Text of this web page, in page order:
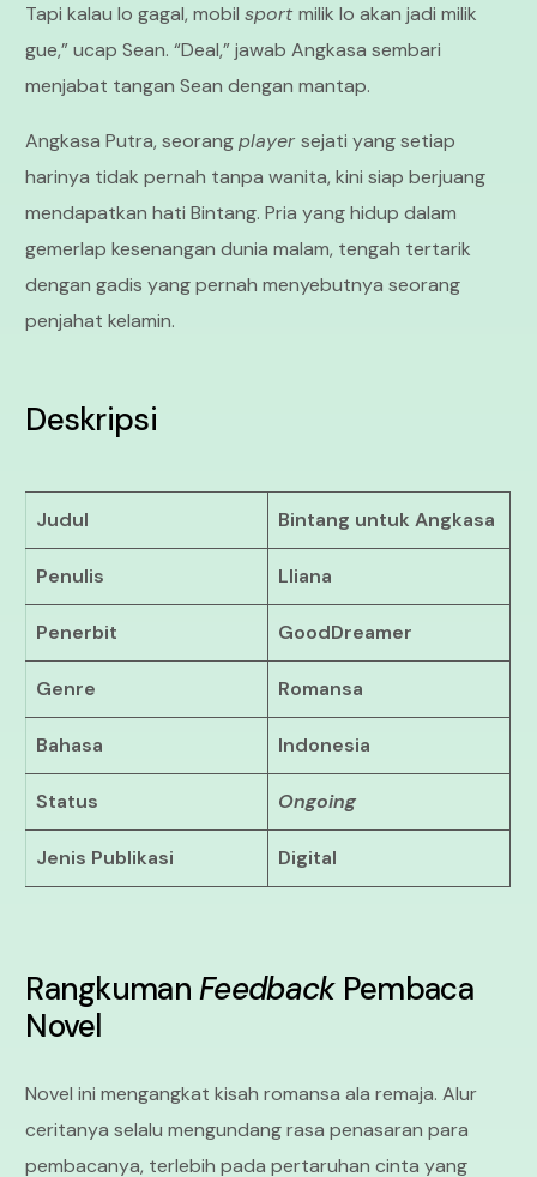
Tapi kalau lo gagal, mobilsportmilik lo akan jadi milik
gue,” ucap Sean. “Deal,” jawab Angkasa sembari
menjabat tangan Sean dengan mantap.
Angkasa Putra, seorangplayersejati yang setiap
harinya tidak pernah tanpa wanita, kini siap berjuang
mendapatkan hati Bintang. Pria yang hidup dalam
gemerlap kesenangan dunia malam, tengah tertarik
dengan gadis yang pernah menyebutnya seorang
penjahat kelamin.
Deskripsi
Judul Bintang untuk Angkasa
Penulis Lliana
Penerbit GoodDreamer
Genre Romansa
Bahasa Indonesia
Status Ongoing
Jenis Publikasi Digital
RangkumanFeedback Pembaca
Novel
Novel ini mengangkat kisah romansa ala remaja. Alur
ceritanya selalu mengundang rasa penasaran para
pembacanya, terlebih pada pertaruhan cinta yang